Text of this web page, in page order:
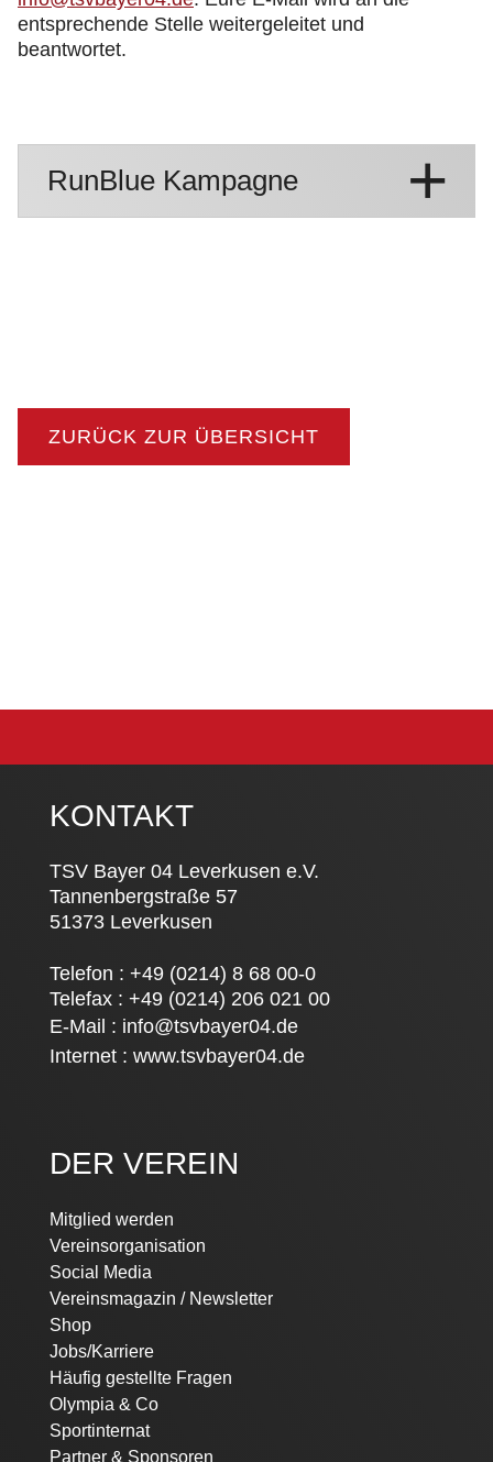
entsprechende Stelle weitergeleitet und
beantwortet.
RunBlue Kampagne
ZURÜCK ZUR ÜBERSICHT
KONTAKT
TSV Bayer 04 Leverkusen e.V.
Tannenbergstraße 57
51373 Leverkusen
Telefon : +49 (0214) 8 68 00-0
Telefax : +49 (0214) 206 021 00
E-Mail : info@tsvbayer04.de
Internet : www.tsvbayer04.de
DER VEREIN
Navigation
überspringen
Mitglied werden
Vereinsorganisation
Social Media
Vereinsmagazin / Newsletter
Shop
Jobs/Karriere
Häufig gestellte Fragen
Olympia & Co
Sportinternat
Partner & Sponsoren